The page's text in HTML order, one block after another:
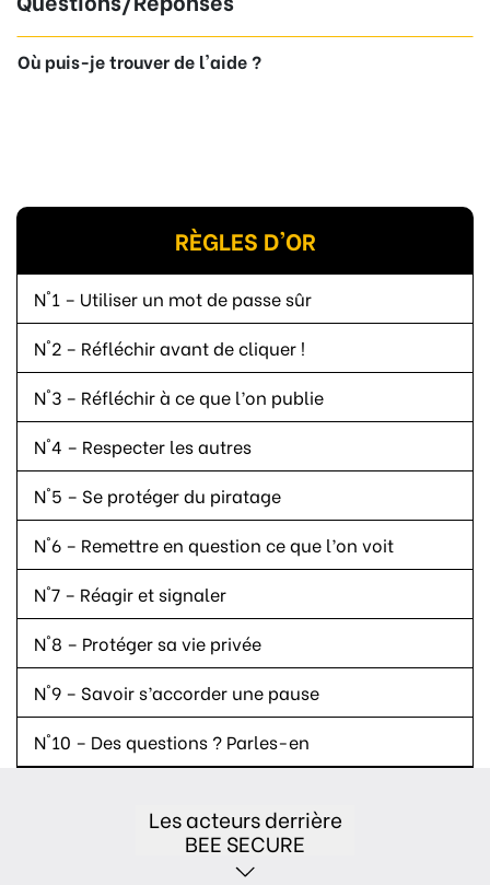
Où puis-je trouver de l'aide ?
RÈGLES D'OR
N°1 – Utiliser un mot de passe sûr
N°2 – Réfléchir avant de cliquer !
N°3 – Réfléchir à ce que l’on publie
N°4 – Respecter les autres
N°5 – Se protéger du piratage
N°6 – Remettre en question ce que l’on voit
N°7 – Réagir et signaler
N°8 – Protéger sa vie privée
N°9 – Savoir s’accorder une pause
N°10 – Des questions ? Parles-en
Les acteurs derrière
BEE SECURE